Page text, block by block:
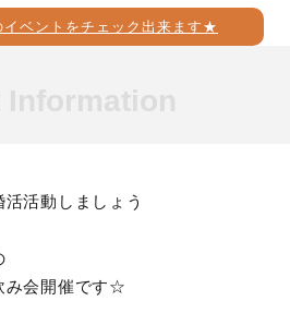
イベントをチェック出来ます★
活動しましょう
み会開催です☆